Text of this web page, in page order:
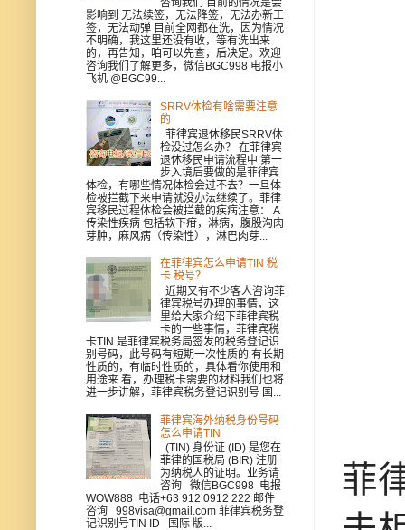
菲
咨询我们 目前的情况是会
影响到 无法续签，无法降签，无法办新工
签，无法动弹 目前全网都在洗，因为情况
不明确，我这里还没有收，等有洗出来
的，再告知，咱可以先查，后决定。欢迎
咨询我们了解更多，微信BGC998 电报小
飞机 @BGC99...
SRRV体检有啥需要注意
的
菲律宾退休移民SRRV体
检没过怎么办？ 在菲律宾
退休移民申请流程中 第一
步入境后要做的是菲律宾
体检，有哪些情况体检会过不去？一旦体
检被拦截下来申请就没办法继续了。菲律
宾移民过程体检会被拦截的疾病注意： A
传染性疾病 包括软下疳，淋病，腹股沟肉
芽肿，麻风病（传染性），淋巴肉芽...
在菲律宾怎么申请TIN 税
卡 税号？
近期又有不少客人咨询菲
律宾税号办理的事情，这
里给大家介绍下菲律宾税
卡的一些事情，菲律宾税
卡TIN 是菲律宾税务局签发的税务登记识
别号码，此号码有短期一次性质的 有长期
性质的，有临时性质的，具体看你使用和
用途来 看，办理税卡需要的材料我们也将
进一步讲解，菲律宾税务登记识别号 国...
菲律宾海外纳税身份号码
怎么申请TIN
(TIN) 身份证 (ID) 是您在
菲律的国税局 (BIR) 注册
为纳税人的证明。业务请
咨询 微信BGC998 电报
WOW888 电话+63 912 0912 222 邮件
咨询 998visa@gmail.com 菲律宾税务登
记识别号TIN ID 国际 版...